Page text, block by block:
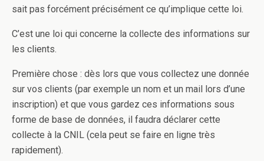
sait pas forcément précisément ce qu’implique cette loi.
C’est une loi qui concerne la collecte des informations sur
les clients.
Première chose : dès lors que vous collectez une donnée
sur vos clients (par exemple un nom et un mail lors d’une
inscription) et que vous gardez ces informations sous
forme de base de données, il faudra déclarer cette
collecte à la CNIL (cela peut se faire en ligne très
rapidement).